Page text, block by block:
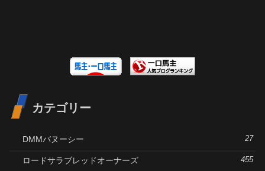
カテゴリー
DMMバヌーシー 27
ロードサラブレッドオーナーズ 455